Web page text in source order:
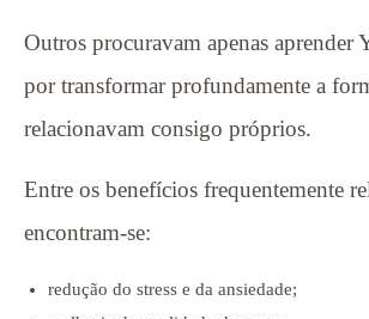
Outros procuravam apenas aprender
por transformar profundamente a
relacionavam consigo próprios.
Entre os benefícios frequentemente
encontram-se:
redução do stress e da ansiedade;